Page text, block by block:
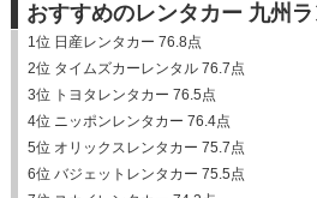
おすすめのレンタカー 九州
1位 日産レンタカー 76.8点
2位 タイムズカーレンタル 76.7点
3位 トヨタレンタカー 76.5点
4位 ニッポンレンタカー 76.4点
5位 オリックスレンタカー 75.7点
6位 バジェットレンタカー 75.5点